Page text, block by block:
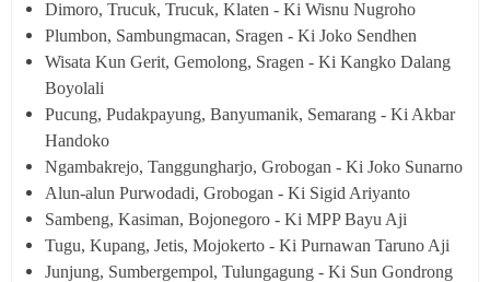
Dimoro, Trucuk, Trucuk, Klaten - Ki Wisnu Nugroho
Plumbon, Sambungmacan, Sragen - Ki Joko Sendhen
Wisata Kun Gerit, Gemolong, Sragen - Ki Kangko Dalang
Boyolali
Pucung, Pudakpayung, Banyumanik, Semarang - Ki Akbar
Handoko
Ngambakrejo, Tanggungharjo, Grobogan - Ki Joko Sunarno
Alun-alun Purwodadi, Grobogan - Ki Sigid Ariyanto
Sambeng, Kasiman, Bojonegoro - Ki MPP Bayu Aji
Tugu, Kupang, Jetis, Mojokerto - Ki Purnawan Taruno Aji
Junjung, Sumbergempol, Tulungagung - Ki Sun Gondrong